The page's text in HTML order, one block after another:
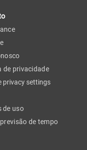
de privacidade
privacy settings
de uso
de tempo